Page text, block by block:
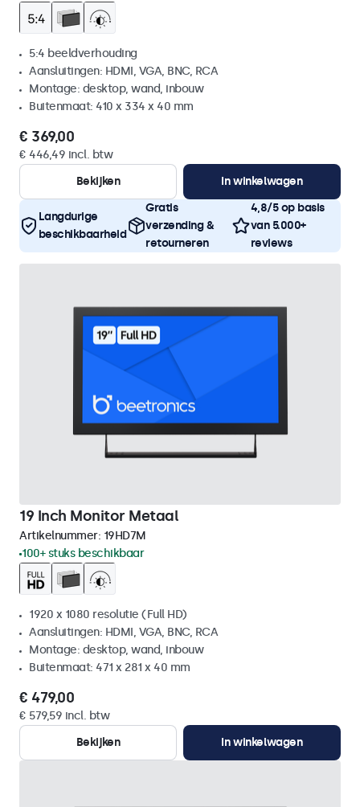
5:4 beeldverhouding
Aansluitingen: HDMI, VGA, BNC, RCA
Montage: desktop, wand, inbouw
Buitenmaat: 410 x 334 x 40 mm
€ 369,00
€ 446,49 incl. btw
Bekijken
In winkelwagen
Langdurige
beschikbaarheid
Gratis
verzending &
retourneren
4,8/5 op basis
van 5.000+
reviews
19 Inch Monitor Metaal
Artikelnummer: 19HD7M
100+ stuks beschikbaar
1920 x 1080 resolutie (Full HD)
Aansluitingen: HDMI, VGA, BNC, RCA
Montage: desktop, wand, inbouw
Buitenmaat: 471 x 281 x 40 mm
€ 479,00
€ 579,59 incl. btw
Bekijken
In winkelwagen